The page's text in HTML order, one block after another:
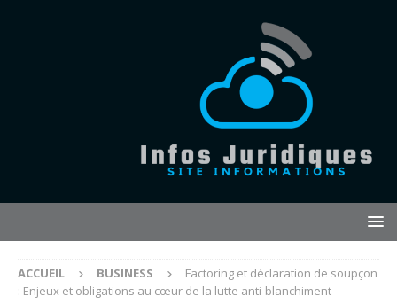
ACCUEIL BUSINESS
Factoring et déclaration de soupçon
: Enjeux et obligations au cœur de la lutte anti-blanchiment